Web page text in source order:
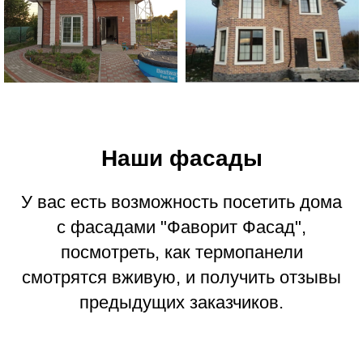
Наши фасады
У вас есть возможность посетить дома
с фасадами "Фаворит Фасад",
посмотреть, как термопанели
смотрятся вживую, и получить отзывы
предыдущих заказчиков.